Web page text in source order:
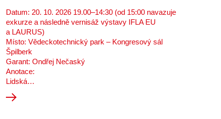
Datum: 20. 10. 2026 19.00–14:30 (od 15:00 navazuje
exkurze a následně vernisáž výstavy IFLA EU
a LAURUS)
Místo: Vědeckotechnický park – Kongresový sál
Špilberk
Garant: Ondřej Nečaský
Anotace:
Lidská…